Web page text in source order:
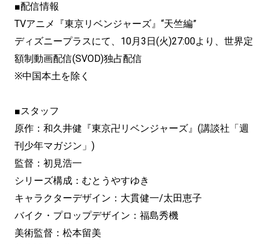
■配信情報
TVアニメ『東京リベンジャーズ』“天竺編”
ディズニープラスにて、10月3日(火)27:00より、世界定
額制動画配信(SVOD)独占配信
※中国本土を除く
■スタッフ
原作：和久井健『東京卍リベンジャーズ』(講談社「週
刊少年マガジン」)
監督：初見浩一
シリーズ構成：むとうやすゆき
キャラクターデザイン：大貫健一/太田恵子
バイク・プロップデザイン：福島秀機
美術監督：松本留美